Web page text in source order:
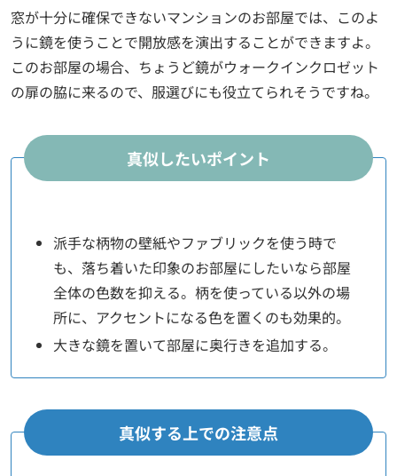
窓が十分に確保できないマンションのお部屋では、このよ
うに鏡を使うことで開放感を演出することができますよ。
このお部屋の場合、ちょうど鏡がウォークインクロゼット
の扉の脇に来るので、服選びにも役立てられそうですね。
真似したいポイント
派手な柄物の壁紙やファブリックを使う時で
も、落ち着いた印象のお部屋にしたいなら部屋
全体の色数を抑える。柄を使っている以外の場
所に、アクセントになる色を置くのも効果的。
大きな鏡を置いて部屋に奥行きを追加する。
真似する上での注意点